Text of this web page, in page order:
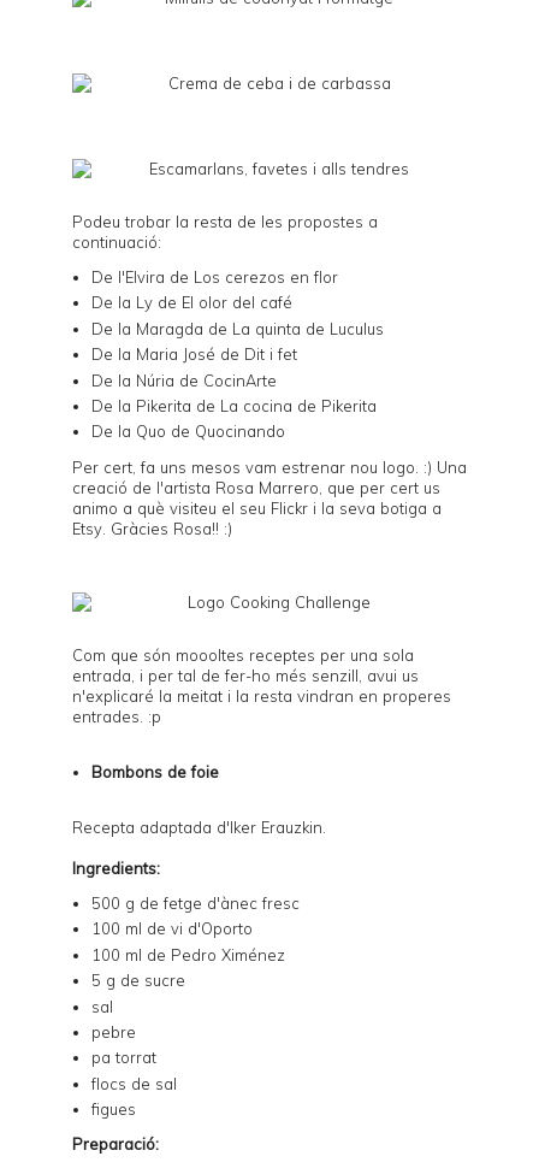
Podeu trobar la resta de les propostes a
continuació:
De l'Elvira de Los cerezos en flor
De la Ly de El olor del café
De la Maragda de La quinta de Luculus
De la Maria José de Dit i fet
De la Núria de CocinArte
De la Pikerita de La cocina de Pikerita
De la Quo de Quocinando
Per cert, fa uns mesos vam estrenar nou logo. :) Una
creació de l'artista Rosa Marrero , que per cert us
animo a què visiteu el seu Flickr i la seva botiga a
Etsy . Gràcies Rosa!! :)
Com que són moooltes receptes per una sola
entrada, i per tal de fer-ho més senzill, avui us
n'explicaré la meitat i la resta vindran en properes
entrades. :p
Bombons de foie
Recepta adaptada d'Iker Erauzkin.
Ingredients:
500 g de fetge d'ànec fresc
100 ml de vi d'Oporto
100 ml de Pedro Ximénez
5 g de sucre
sal
pebre
pa torrat
flocs de sal
figues
Preparació: